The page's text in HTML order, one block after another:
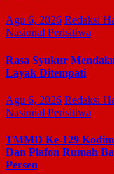
Agu 6, 2026 Redaksi
Nasional Perisitiwa
Rasa Syukur
Layak Ditempati
Agu 6, 2026 Redaksi
Nasional Perisitiwa
TMMD Ke-129
Dan Plafon Rumah
Persen